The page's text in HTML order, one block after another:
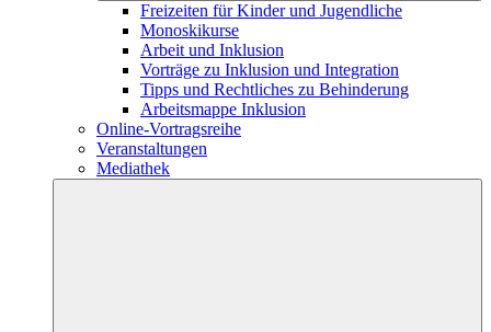
Freizeiten für Kinder und Jugendliche
Monoskikurse
Arbeit und Inklusion
Vorträge zu Inklusion und Integration
Tipps und Rechtliches zu Behinderung
Arbeitsmappe Inklusion
Online-Vortragsreihe
Veranstaltungen
Mediathek